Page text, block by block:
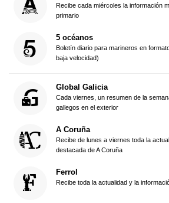
Recibe cada miércoles la información
primario
5 océanos
Boletín diario para marineros en
baja velocidad)
Global Galicia
Cada viernes, un resumen de la
gallegos en el exterior
A Coruña
Recibe de lunes a viernes toda la
destacada de A Coruña
Ferrol
Recibe toda la actualidad y la